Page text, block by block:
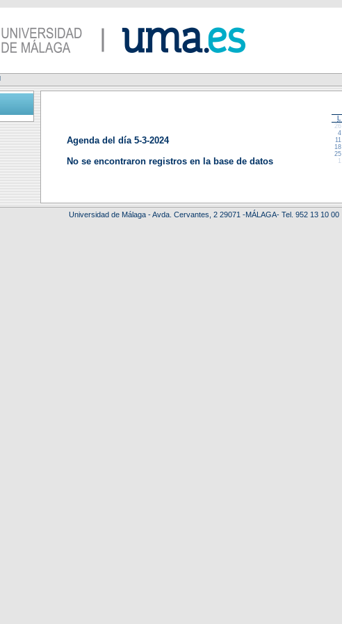
Agenda del día 5-3-2024
No se encontraron registros en la base de datos
26
4
11
18
25
1
Universidad de Málaga - Avda. Cervantes, 2 29071 -MÁLAGA- Tel. 952 13 10 00